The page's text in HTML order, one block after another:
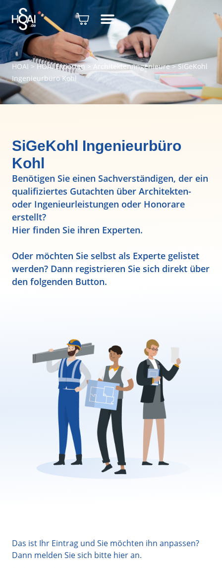
HOAI > HOAI Experten> Architekten/Ingenieure>SiGeKohl
Ingenieurbüro Kohl
SiGeKohl Ingenieurbüro
Kohl
Benötigen Sie einen Sachverständigen, der ein
qualifiziertes Gutachten über Architekten-
oder Ingenieurleistungen oder Honorare
erstellt?
Hier finden Sie ihren Experten.
Oder möchten Sie selbst als Experte gelistet
werden? Dann registrieren Sie sich direkt über
den folgenden Button.
Das ist Ihr Eintrag und Sie möchten ihn anpassen?
Dann melden Sie sich bitte hieran.